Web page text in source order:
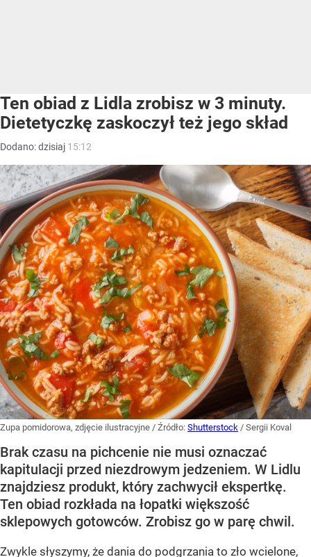
Ten obiad z Lidla zrobisz w 3 minuty.
Dietetyczkę zaskoczył też jego skład
Dodano:dzisiaj 15:12
Zupa pomidorowa, zdjęcie ilustracyjne / Źródło: Shutterstock / Sergii Koval
Brak czasu na pichcenie nie musi oznaczać
kapitulacji przed niezdrowym jedzeniem. W Lidlu
znajdziesz produkt, który zachwycił ekspertkę.
Ten obiad rozkłada na łopatki większość
sklepowych gotowców. Zrobisz go w parę chwil.
Zwykle słyszymy, że dania do podgrzania to zło wcielone,